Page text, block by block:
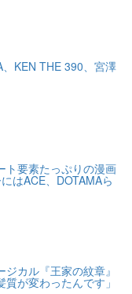
KEN THE 390、宮澤
ト要素たっぷりの漫画
はACE、DOTAMAら
カル『王家の紋章』
が変わったんです」